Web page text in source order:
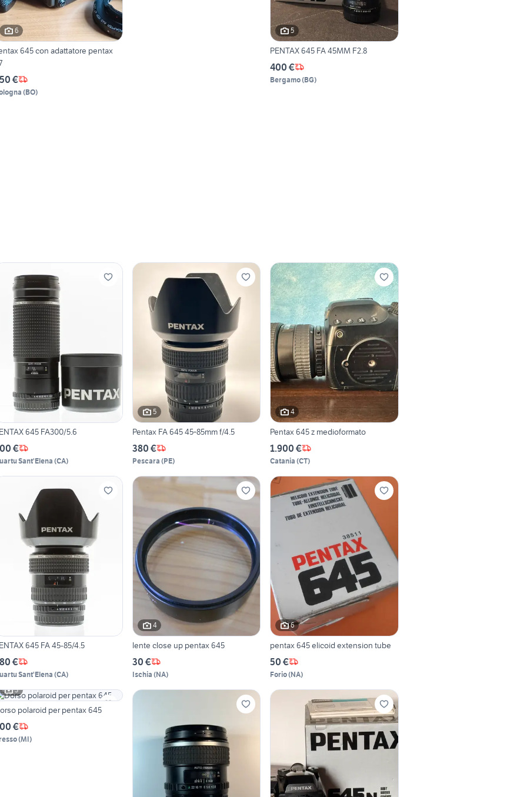
6
645 con adattatore pentax
€
(BO)
5
PENTAX 645 FA 45MM F2.8
400 €
Bergamo(BG)
645 FA300/5.6
€
Sant'Elena (CA)
5
Pentax FA 645 45‑85mm f/4.5
380 €
Pescara (PE)
4
Pentax 645 z medioformato
1.900 €
Catania (CT)
645 FA 45-85/4.5
€
Sant'Elena (CA)
4
lente close up pentax 645
30 €
Ischia (NA)
6
pentax 645 elicoid extension tube
50 €
Forio(NA)
3
polaroid per pentax 645
€
(MI)